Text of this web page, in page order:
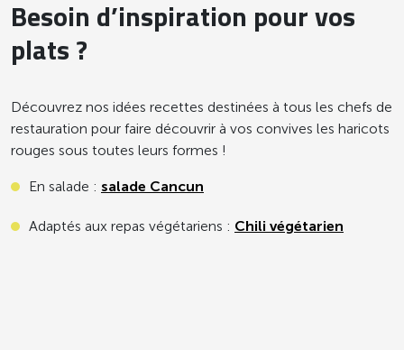
Besoin d’inspiration pour vos
plats ?
Découvrez nos idées recettes destinées à tous les chefs de
restauration pour faire découvrir à vos convives les haricots
rouges sous toutes leurs formes !
En salade : salade Cancun
Adaptés aux repas végétariens : Chili végétarien